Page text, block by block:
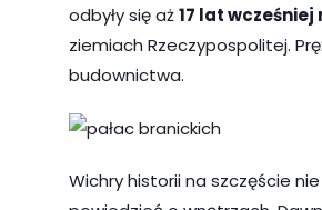
odbyły się aż17 lat
ziemiach Rzeczypospolitej.
budownictwa.
Wichry historii na szczęście